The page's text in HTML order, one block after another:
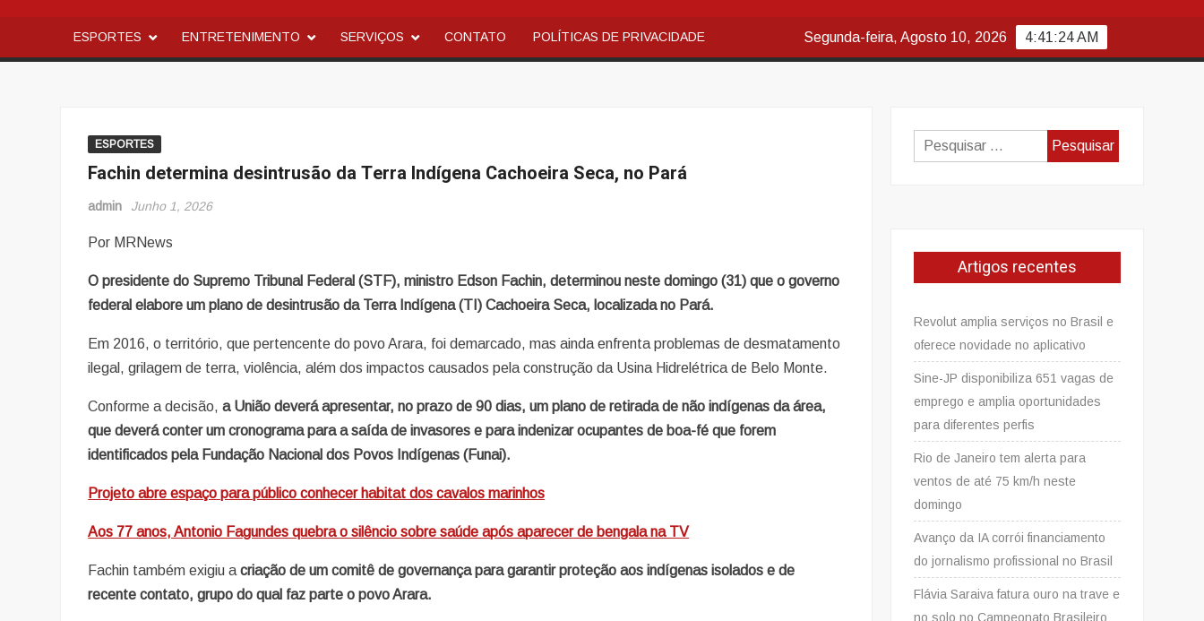
ESPORTES ENTRETENIMENTO SERVIÇOS CONTATO POLÍTICAS DE PRIVACIDADE 4:41:25 AM
Segunda-feira, Agosto 10, 2026
ESPORTES
Fachin determina desintrusão da Terra Indígena Cachoeira Seca, no Pará
admin Junho 1, 2026
Por MRNews
O presidente do Supremo Tribunal Federal (STF), ministro Edson Fachin, determinou neste domingo (31) que o governo
federal elabore um plano de desintrusão da Terra Indígena (TI) Cachoeira Seca, localizada no Pará.
Em 2016, o território, que pertencente do povo Arara, foi demarcado, mas ainda enfrenta problemas de desmatamento
ilegal, grilagem de terra, violência, além dos impactos causados pela construção da Usina Hidrelétrica de Belo Monte.
Conforme a decisão,a União deverá apresentar, no prazo de 90 dias, um plano de retirada de não indígenas da área,
que deverá conter um cronograma para a saída de invasores e para indenizar ocupantes de boa-fé que forem
identificados pela Fundação Nacional dos Povos Indígenas (Funai).
Projeto abre espaço para público conhecer habitat dos cavalos marinhos
Aos 77 anos, Antonio Fagundes quebra o silêncio sobre saúde após aparecer de bengala na TV
Fachin também exigiu a criação de um comitê de governança para garantir proteção aos indígenas isolados e de
recente contato, grupo do qual faz parte o povo Arara.
Pesquisar
por:
Artigos recentes
Revolut amplia serviços no Brasil e
oferece novidade no aplicativo
Sine-JP disponibiliza 651 vagas de
emprego e amplia oportunidades
para diferentes perfis
Rio de Janeiro tem alerta para
ventos de até 75 km/h neste
domingo
Avanço da IA corrói financiamento
do jornalismo profissional no Brasil
Flávia Saraiva fatura ouro na trave e
no solo no Campeonato Brasileiro